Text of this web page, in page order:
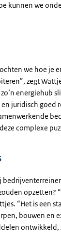
kunnen we
we hoe je
zegt
energiehub
juridisch goed
complexe
opzetten?
“Het is een
bouwen en
ontwikkeld,